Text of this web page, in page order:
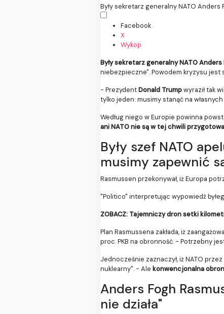
Były sekretarz generalny NATO
Facebook
X
Wykop
Były sekretarz generalny NATO
niebezpieczne". Powodem kryzysu jest
- PrezydentDonald Trumpwyraził tak
tylko jeden: musimy stanąć na
Według niego w Europie powinna
ani NATO nie są w tej chwili
Były szef NATO
musimy zapewnić
Rasmussen przekonywał, iż Europa
"Politico" interpretując wypowiedź
ZOBACZ: Tajemniczy dron setki
Plan Rasmussena zakłada, iż
proc. PKB na obronność. - Potrzebny
Jednocześnie zaznaczył, iż NATO
nuklearny". - Ale konwencjonalna
Anders Fogh
nie działa"